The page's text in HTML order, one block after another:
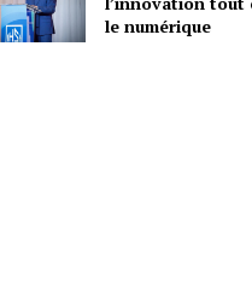
le numérique